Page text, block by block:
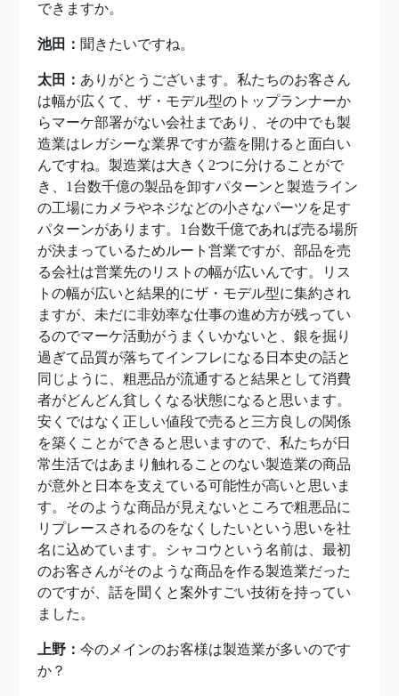
できますか。
池田： 聞きたいですね。
太田： ありがとうございます。私たちのお客さん
は幅が広くて、ザ・モデル型のトップランナーか
らマーケ部署がない会社まであり、その中でも製
造業はレガシーな業界ですが蓋を開けると面白い
んですね。製造業は大きく2つに分けることがで
き、1台数千億の製品を卸すパターンと製造ライン
の工場にカメラやネジなどの小さなパーツを足す
パターンがあります。1台数千億であれば売る場所
が決まっているためルート営業ですが、部品を売
る会社は営業先のリストの幅が広いんです。リス
トの幅が広いと結果的にザ・モデル型に集約され
ますが、未だに非効率な仕事の進め方が残ってい
るのでマーケ活動がうまくいかないと、銀を掘り
過ぎて品質が落ちてインフレになる日本史の話と
同じように、粗悪品が流通すると結果として消費
者がどんどん貧しくなる状態になると思います。
安くではなく正しい値段で売ると三方良しの関係
を築くことができると思いますので、私たちが日
常生活ではあまり触れることのない製造業の商品
が意外と日本を支えている可能性が高いと思いま
す。そのような商品が見えないところで粗悪品に
リプレースされるのをなくしたいという思いを社
名に込めています。シャコウという名前は、最初
のお客さんがそのような商品を作る製造業だった
のですが、話を聞くと案外すごい技術を持ってい
ました。
上野： 今のメインのお客様は製造業が多いのです
か？